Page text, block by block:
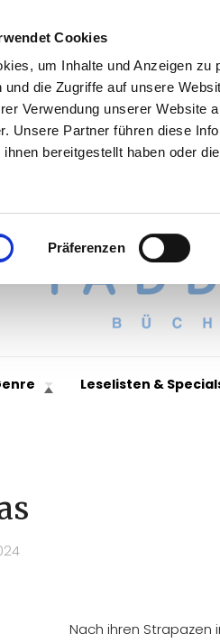
Cookies
um Inhalte und Anzeigen
und die Zugriffe auf unsere
Verwendung unserer Website
Unsere Partner führen diese
bereitgestellt haben oder
Präferenzen
Leselisten &
Nach ihren Strapazen